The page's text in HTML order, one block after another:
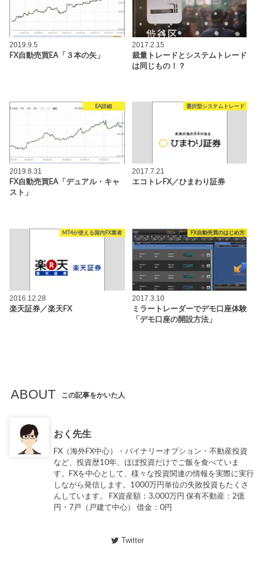
2019.9.5
FX自動売買EA「３本の矢」
2017.2.15
裁量トレードとシステムトレード
は同じもの！？
EA詳細
2019.8.31
FX自動売買EA「デュアル・キャ
スト」
選択型システムトレード
2017.7.21
エコトレFX／ひまわり証券
MT4が使える国内FX業者
2016.12.28
楽天証券／楽天FX
FX自動売買のはじめ方
2017.3.10
ミラートレーダーでデモ口座体験
「デモ口座の開設方法」
ABOUT この記事をかいた人
おく先生
FX（海外FX中心）・バイナリーオプション・不動産投資
など、投資歴10年、ほぼ投資だけでご飯を食べていま
す。FXを中心として、様々な投資関連の情報を実際に実行
しながら発信します。1000万円単位の失敗投資もたくさ
んしています。 FX資産額：3,000万円 保有不動産：2億
円・7戸（戸建て中心） 借金：0円
Twitter